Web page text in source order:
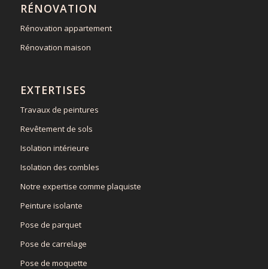
RÉNOVATION
Rénovation appartement
Rénovation maison
EXTERTISES
Travaux de peintures
Revêtement de sols
Isolation intérieure
Isolation des combles
Notre expertise comme plaquiste
Peinture isolante
Pose de parquet
Pose de carrelage
Pose de moquette